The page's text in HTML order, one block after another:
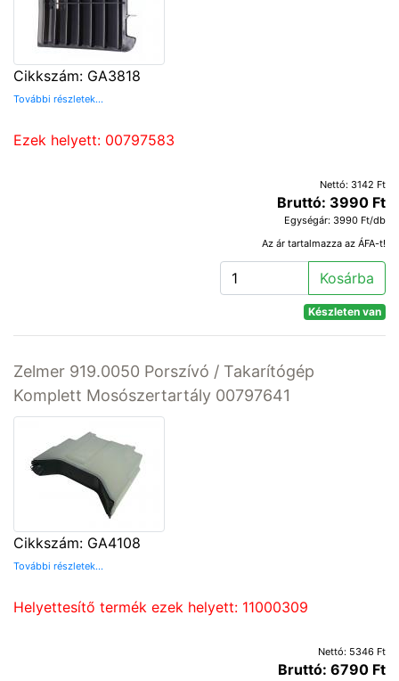
Cikkszám: GA3818
További részletek...
Ezek helyett: 00797583
Nettó: 3142 Ft
Bruttó: 3990 Ft
Egységár: 3990 Ft/db
Az ár tartalmazza az ÁFA-t!
Kosárba
Készleten van
Zelmer 919.0050 Porszívó / Takarítógép
Komplett Mosószertartály 00797641
Cikkszám: GA4108
További részletek...
Helyettesítő termék ezek helyett: 11000309
Nettó: 5346 Ft
Bruttó: 6790 Ft